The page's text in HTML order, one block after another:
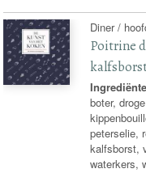
Diner /
Poitrine
boter,
peterselie,
kalfsborst,
waterkers,